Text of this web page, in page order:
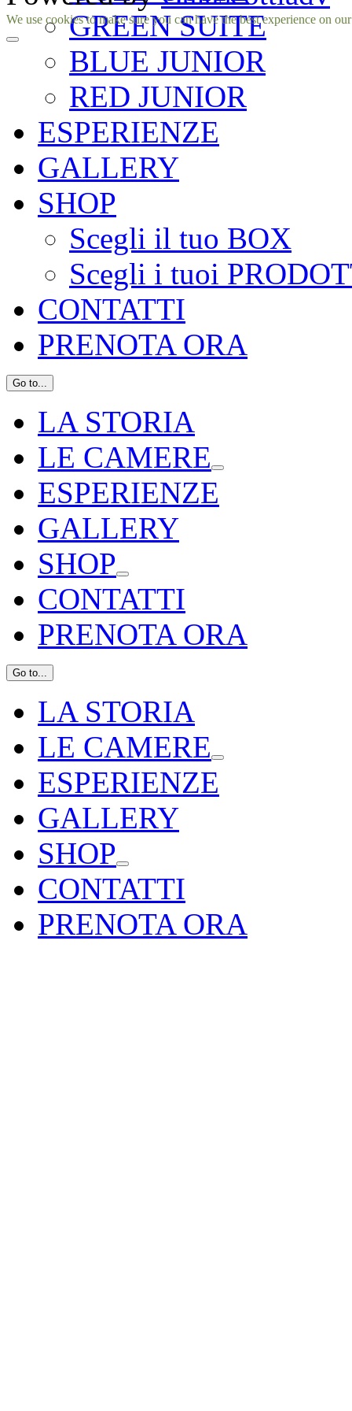
GREEN SUITE
BLUE JUNIOR
RED JUNIOR
ESPERIENZE
GALLERY
SHOP
Scegli il tuo BOX
Scegli i tuoi
CONTATTI
PRENOTA ORA
Go to...
LA STORIA
LE CAMERE
ESPERIENZE
GALLERY
SHOP
CONTATTI
PRENOTA ORA
Go to...
LA STORIA
LE CAMERE
ESPERIENZE
GALLERY
SHOP
CONTATTI
PRENOTA ORA
Facebook
Instagram
We use cookies to make sure you can have the best experience on